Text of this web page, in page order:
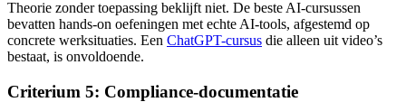
Theorie zonder toepassing beklijft niet. De beste AI-cursussen
bevatten hands-on oefeningen met echte AI-tools, afgestemd op
concrete werksituaties. Een ChatGPT-cursus die alleen uit video’s
bestaat, is onvoldoende.
Criterium 5: Compliance-documentatie